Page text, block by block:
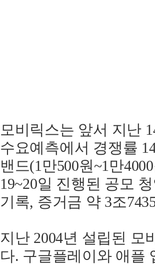
모비릭스는 앞서 지난
수요예측에서 경쟁률
밴드(1만500원~1만
19~20일 진행된 공모
기록, 증거금 약 3조
지난 2004년 설립된 모
다. 구글플레이와 애플